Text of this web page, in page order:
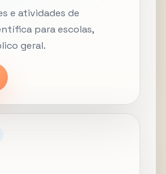
e atividades de
para escolas,
geral.